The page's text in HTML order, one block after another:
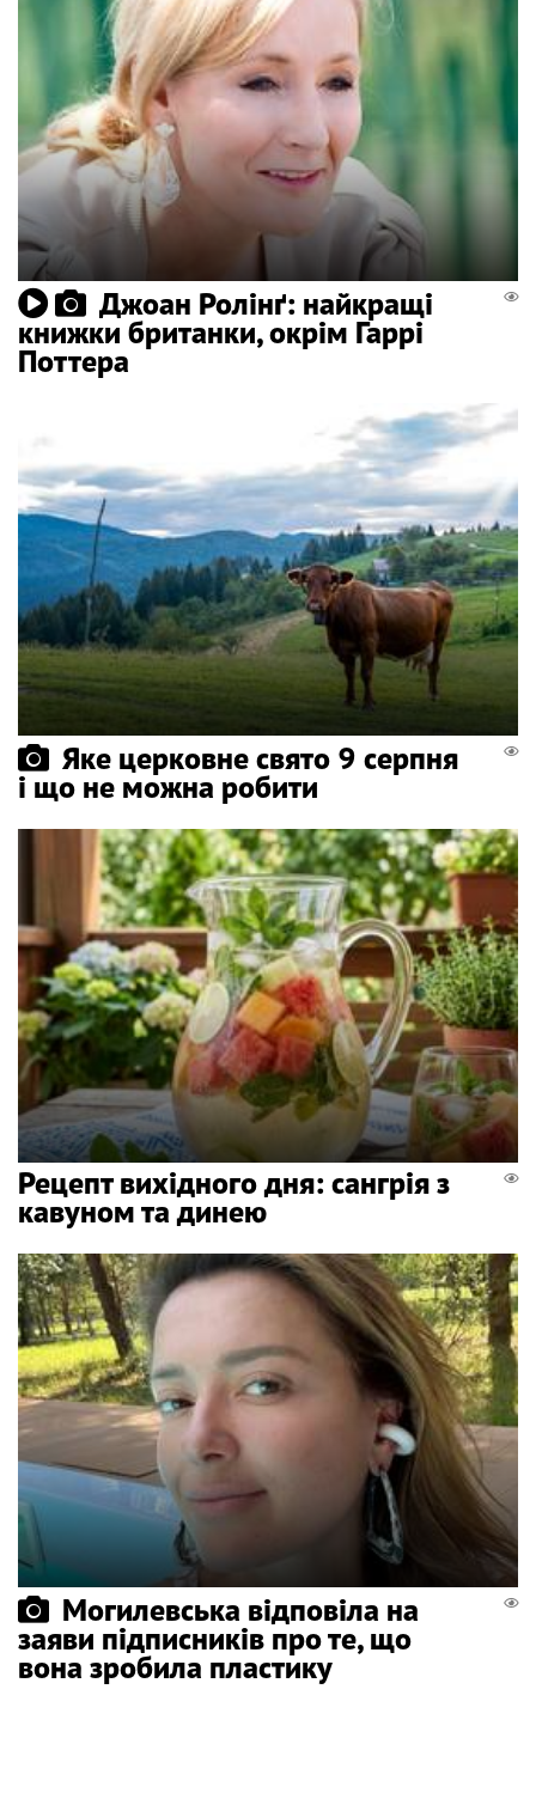
Джоан Ролінґ: найкращі
книжки британки, окрім Гаррі
Поттера
Яке церковне свято 9 серпня
і що не можна робити
Рецепт вихідного дня: сангрія з
кавуном та динею
Могилевська відповіла на
заяви підписників про те, що
вона зробила пластику